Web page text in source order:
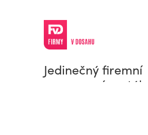
Jedinečný firemní
a pracovní portál